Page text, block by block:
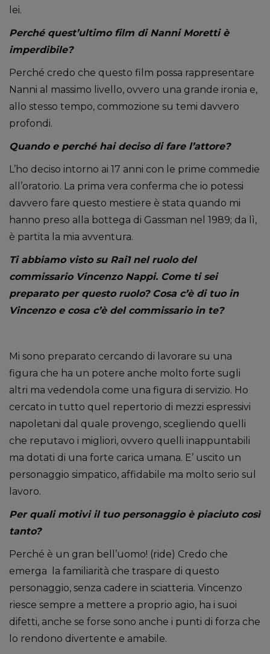
lei.
Perché quest’ultimo film di Nanni Moretti è
imperdibile?
Perché credo che questo film possa rappresentare
Nanni al massimo livello, ovvero una grande ironia e,
allo stesso tempo, commozione su temi davvero
profondi.
Quando e perché hai deciso di fare l’attore?
L’ho deciso intorno ai 17 anni con le prime commedie
all’oratorio. La prima vera conferma che io potessi
davvero fare questo mestiere è stata quando mi
hanno preso alla bottega di Gassman nel 1989; da lì,
è partita la mia avventura.
Ti abbiamo visto su Rai1 nel ruolo del
commissario Vincenzo Nappi. Come ti sei
preparato per questo ruolo? Cosa c’è di tuo in
Vincenzo e cosa c’è del commissario in te?
Mi sono preparato cercando di lavorare su una
figura che ha un potere anche molto forte sugli
altri ma vedendola come una figura di servizio. Ho
cercato in tutto quel repertorio di mezzi espressivi
napoletani dal quale provengo, scegliendo quelli
che reputavo i migliori, ovvero quelli inappuntabili
ma dotati di una forte carica umana. E’ uscito un
personaggio simpatico, affidabile ma molto serio sul
lavoro.
Per quali motivi il tuo personaggio è piaciuto così
tanto?
Perché è un gran bell’uomo! (ride) Credo che
emerga la familiarità che traspare di questo
personaggio, senza cadere in sciatteria. Vincenzo
riesce sempre a mettere a proprio agio, ha i suoi
difetti, anche se forse sono anche i punti di forza che
lo rendono divertente e amabile.